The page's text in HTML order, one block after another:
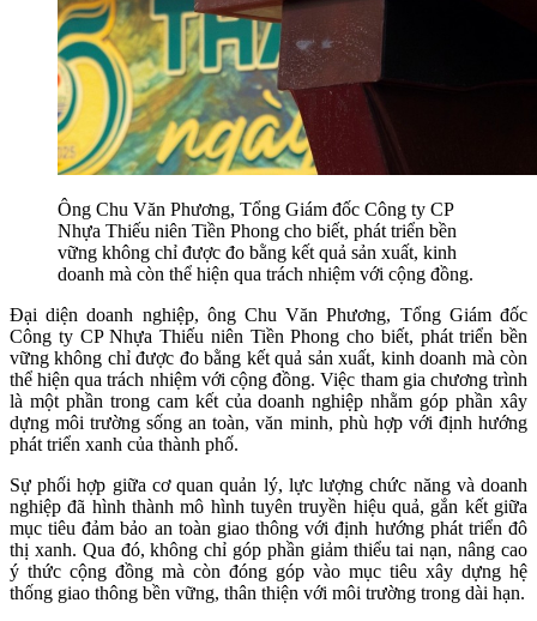
Ông Chu Văn Phương, Tổng Giám đốc Công ty CP
Nhựa Thiếu niên Tiền Phong cho biết, phát triển bền
vững không chỉ được đo bằng kết quả sản xuất, kinh
doanh mà còn thể hiện qua trách nhiệm với cộng đồng.
Đại diện doanh nghiệp, ông Chu Văn Phương, Tổng Giám đốc
Công ty CP Nhựa Thiếu niên Tiền Phong cho biết, phát triển bền
vững không chỉ được đo bằng kết quả sản xuất, kinh doanh mà còn
thể hiện qua trách nhiệm với cộng đồng. Việc tham gia chương trình
là một phần trong cam kết của doanh nghiệp nhằm góp phần xây
dựng môi trường sống an toàn, văn minh, phù hợp với định hướng
phát triển xanh của thành phố.
Sự phối hợp giữa cơ quan quản lý, lực lượng chức năng và doanh
nghiệp đã hình thành mô hình tuyên truyền hiệu quả, gắn kết giữa
mục tiêu đảm bảo an toàn giao thông với định hướng phát triển đô
thị xanh. Qua đó, không chỉ góp phần giảm thiểu tai nạn, nâng cao
ý thức cộng đồng mà còn đóng góp vào mục tiêu xây dựng hệ
thống giao thông bền vững, thân thiện với môi trường trong dài hạn.